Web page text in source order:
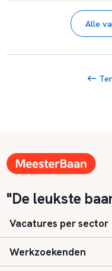
Alle
"De leukste
Vacatures per sector
Basisonderwijs
Werkzoekenden